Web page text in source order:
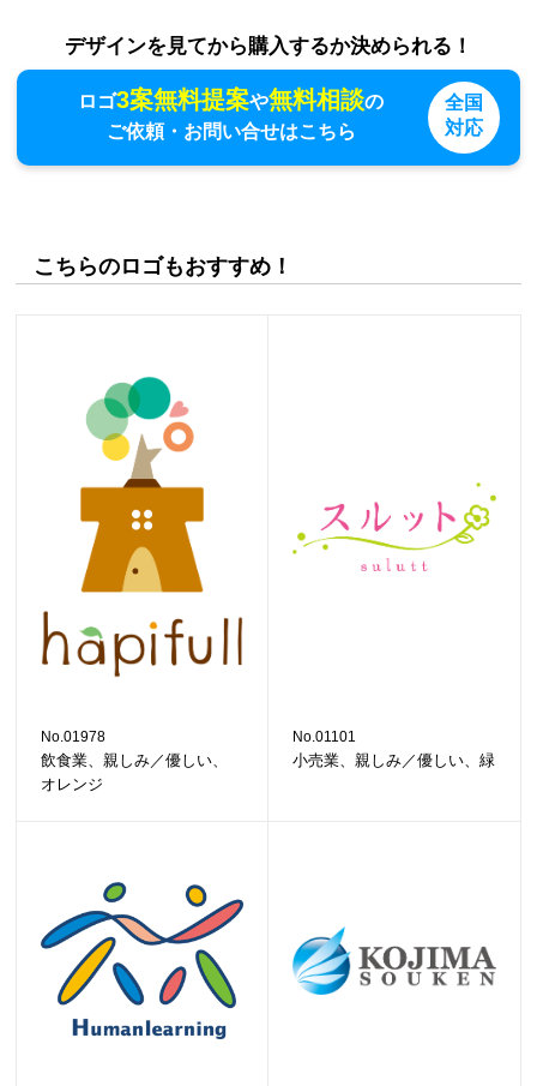
デザインを見てから購入するか決められる！
ロゴ3案無料提案や無料相談の
ご依頼・お問い合せはこちら
全国
対応
こちらのロゴもおすすめ！
No.01978
飲食業、親しみ／優しい、
オレンジ
No.01101
小売業、親しみ／優しい、緑